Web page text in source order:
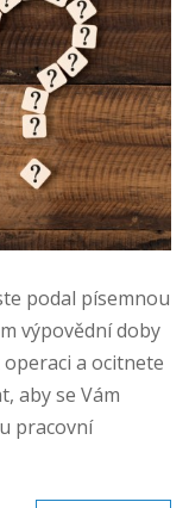
podal písemnou
výpovědní doby
a ocitnete
aby se Vám
pracovní